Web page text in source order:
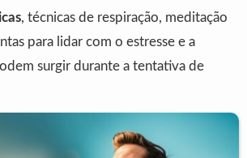
, técnicas de respiração, meditação
para lidar com o estresse e a
surgir durante a tentativa de